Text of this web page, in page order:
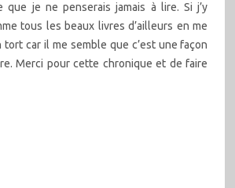
que je ne penserais jamais à lire. Si j’y
tous les beaux livres d’ailleurs en me
tort car il me semble que c’est une façon
Merci pour cette chronique et de faire